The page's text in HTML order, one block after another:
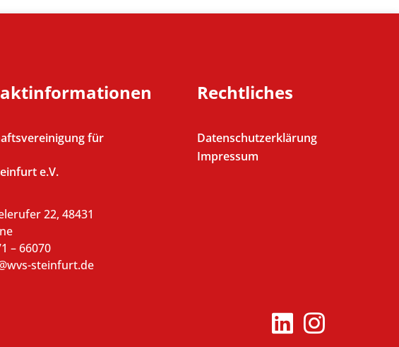
für
e.V.
22, 48431
– 66070
steinfurt.de
Rechtliches
Datenschutzerklärung
Impressum